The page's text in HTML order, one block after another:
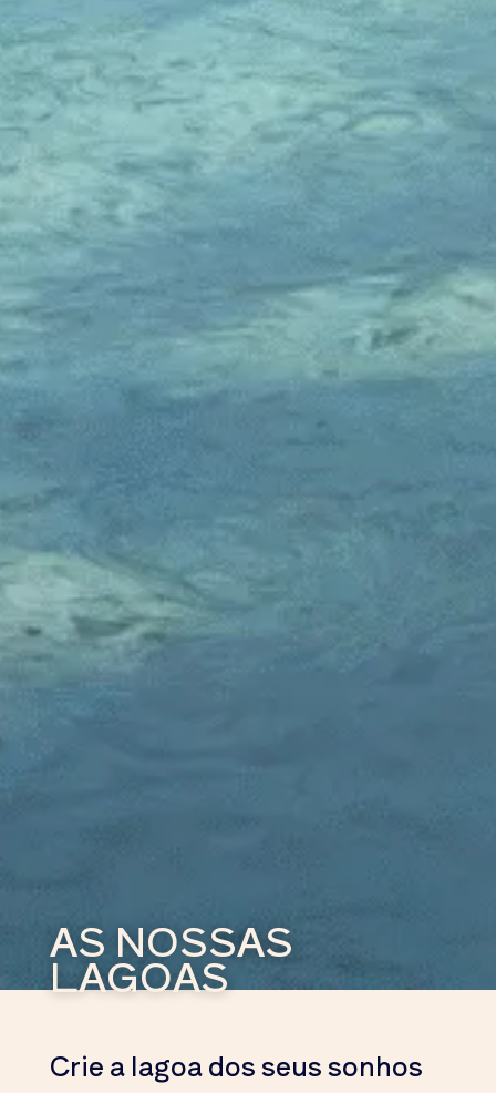
AS NOSSAS
LAGOAS
Crie a lagoa dos seus sonhos